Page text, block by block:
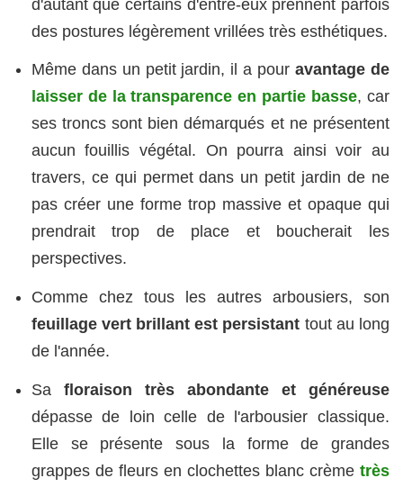
d'autant que certains d'entre-eux prennent parfois
des postures légèrement vrillées très esthétiques.
Même dans un petit jardin, il a pouravantage de
laisser de la transparence en partie basse, car
ses troncs sont bien démarqués et ne présentent
aucun fouillis végétal. On pourra ainsi voir au
travers, ce qui permet dans un petit jardin de ne
pas créer une forme trop massive et opaque qui
prendrait trop de place et boucherait les
perspectives.
Comme chez tous les autres arbousiers, son
feuillage vert brillant est persistant tout au long
de l'année.
Sa floraison très abondante et généreuse
dépasse de loin celle de l'arbousier classique.
Elle se présente sous la forme de grandes
grappes de fleurs en clochettes blanc crème très